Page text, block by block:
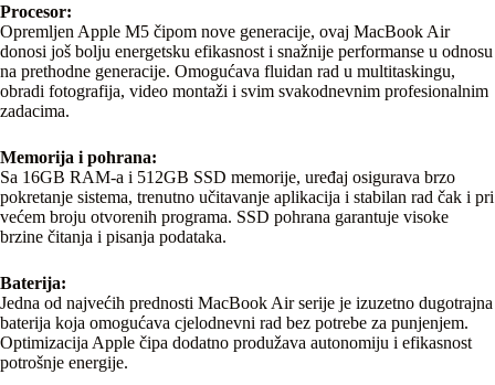
Procesor:
Opremljen Apple M5 čipom nove generacije, ovaj MacBook Air
donosi još bolju energetsku efikasnost i snažnije performanse u odnosu
na prethodne generacije. Omogućava fluidan rad u multitaskingu,
obradi fotografija, video montaži i svim svakodnevnim profesionalnim
zadacima.
Memorija i pohrana:
Sa 16GB RAM-a i 512GB SSD memorije, uređaj osigurava brzo
pokretanje sistema, trenutno učitavanje aplikacija i stabilan rad čak i pri
većem broju otvorenih programa. SSD pohrana garantuje visoke
brzine čitanja i pisanja podataka.
Baterija:
Jedna od najvećih prednosti MacBook Air serije je izuzetno dugotrajna
baterija koja omogućava cjelodnevni rad bez potrebe za punjenjem.
Optimizacija Apple čipa dodatno produžava autonomiju i efikasnost
potrošnje energije.